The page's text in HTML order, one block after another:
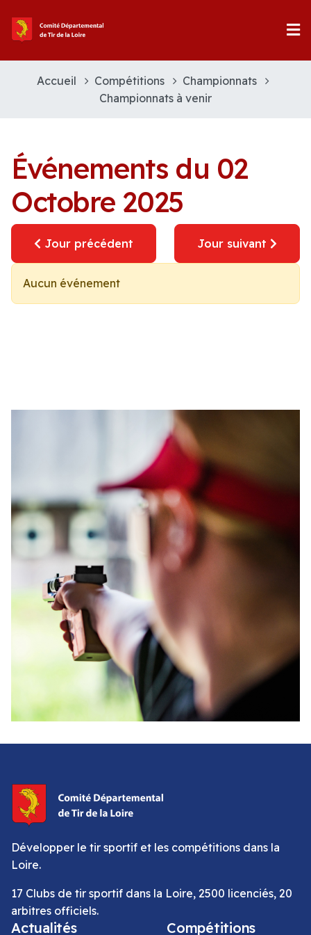
Accueil Compétitions
Championnats
Championnats à venir
Événements du 02
Octobre 2025
Jour précédent Jour suivant
Aucun événement
Développer le tir sportif et les compétitions dans la
Loire.
17 Clubs de tir sportif dans la Loire, 2500 licenciés, 20
arbitres officiels.
Actualités Compétitions